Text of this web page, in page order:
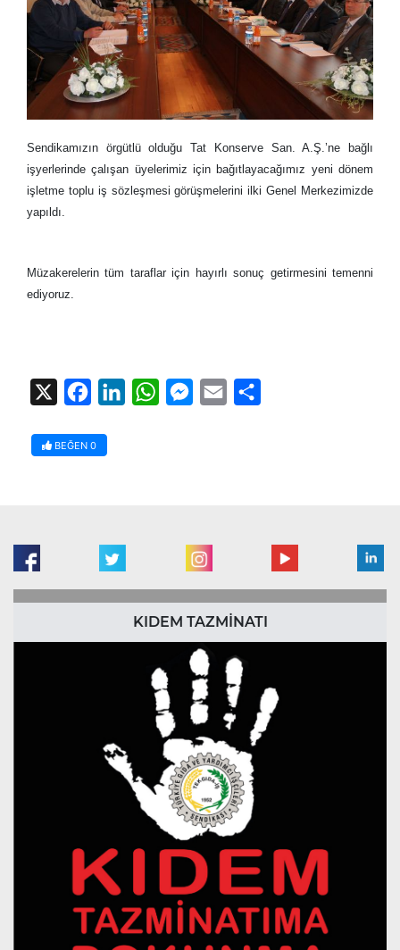
Sendikamızın örgütlü olduğu Tat Konserve San. A.Ş.’ne bağlı
işyerlerinde çalışan üyelerimiz için bağıtlayacağımız yeni dönem
işletme toplu iş sözleşmesi görüşmelerini ilki Genel Merkezimizde
yapıldı.
Müzakerelerin tüm taraflar için hayırlı sonuç getirmesini temenni
ediyoruz.
FacebookLinkedInWhatsAppMessenger
Email
BEĞEN 0
KIDEM TAZMİNATI